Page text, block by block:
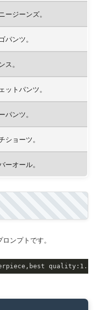
ージーンズ。
パンツ。
ス。
ットパンツ。
パンツ。
ショーツ。
ーオール。
ンプトです。
quality: 1.3